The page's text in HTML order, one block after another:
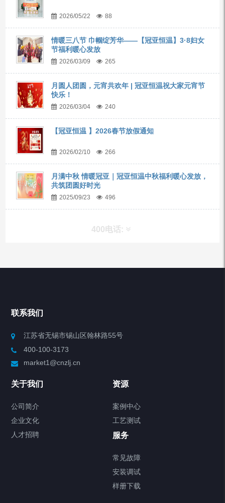
2026/05/22 88
情暖三八节 巾帼绽芳华——【冠亚恒温】3·8妇女
节福利暖心发放
2026/03/09 265
月圆人团圆，元宵共欢年 | 冠亚恒温祝大家元宵节
快乐！
2026/03/04 240
【冠亚恒温 】2026春节放假通知
2026/02/10 266
月满中秋 情暖冠亚｜冠亚恒温中秋福利暖心发放，
共筑团圆好时光
2025/09/23 496
400电话:
制冷加热动态控温系统
Chiller气体控温系统
联系我们
江苏省无锡市锡山区翰林路55号
400-100-3173
market1@cnzlj.cn
关于我们
公司简介
企业文化
人才招聘
资源
案例中心
工艺测试
服务
常见故障
安装调试
样册下载